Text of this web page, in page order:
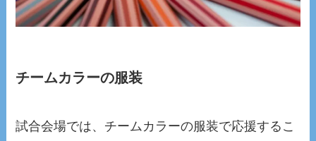
チームカラーの服装
試合会場では、チームカラーの服装で応援するこ